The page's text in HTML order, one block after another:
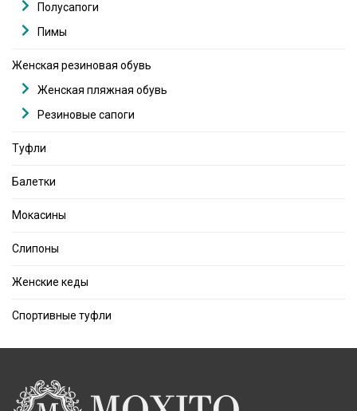
Полусапоги
Пимы
Женская резиновая обувь
Женская пляжная обувь
Резиновые сапоги
Туфли
Балетки
Мокасины
Слипоны
Женские кеды
Спортивные туфли